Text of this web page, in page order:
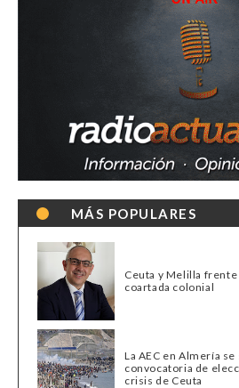
MÁS POPULARES
Ceuta y Melilla frente
coartada colonial
La AEC en Almería
convocatoria de
crisis de Ceuta